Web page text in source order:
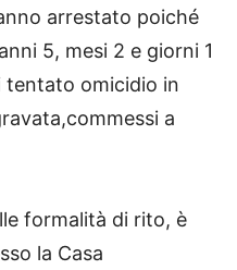
arrestato poiché
5, mesi 2 e giorni 1
tentato omicidio in
a
formalità di rito, è
la Casa